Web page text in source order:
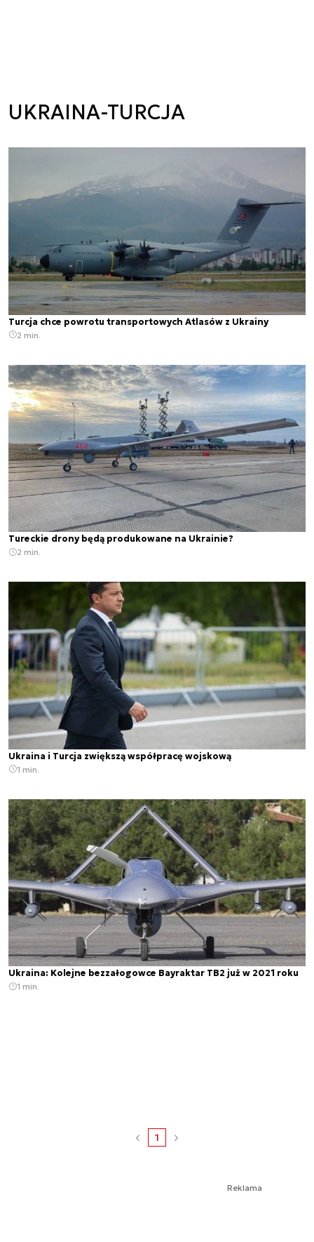
UKRAINA-TURCJA
Turcja chce powrotu transportowych Atlasów z Ukrainy
2 min.
Tureckie drony będą produkowane na Ukrainie?
2 min.
Ukraina i Turcja zwiększą współpracę wojskową
1 min.
Ukraina: Kolejne bezzałogowce Bayraktar TB2 już w 2021 roku
1 min.
1
Reklama